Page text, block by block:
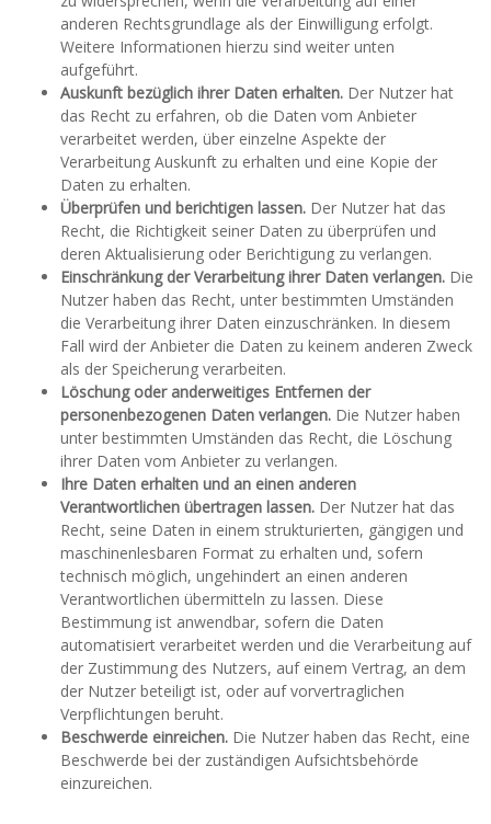
anderen Rechtsgrundlage als der Einwilligung erfolgt.
Weitere Informationen hierzu sind weiter unten
aufgeführt.
Auskunft bezüglich ihrer Daten erhalten. Der Nutzer hat
das Recht zu erfahren, ob die Daten vom Anbieter
verarbeitet werden, über einzelne Aspekte der
Verarbeitung Auskunft zu erhalten und eine Kopie der
Daten zu erhalten.
Überprüfen und berichtigen lassen. Der Nutzer hat das
Recht, die Richtigkeit seiner Daten zu überprüfen und
deren Aktualisierung oder Berichtigung zu verlangen.
Einschränkung der Verarbeitung ihrer Daten verlangen. Die
Nutzer haben das Recht, unter bestimmten Umständen
die Verarbeitung ihrer Daten einzuschränken. In diesem
Fall wird der Anbieter die Daten zu keinem anderen Zweck
als der Speicherung verarbeiten.
Löschung oder anderweitiges Entfernen der
personenbezogenen Daten verlangen. Die Nutzer haben
unter bestimmten Umständen das Recht, die Löschung
ihrer Daten vom Anbieter zu verlangen.
Ihre Daten erhalten und an einen anderen
Verantwortlichen übertragen lassen. Der Nutzer hat das
Recht, seine Daten in einem strukturierten, gängigen und
maschinenlesbaren Format zu erhalten und, sofern
technisch möglich, ungehindert an einen anderen
Verantwortlichen übermitteln zu lassen. Diese
Bestimmung ist anwendbar, sofern die Daten
automatisiert verarbeitet werden und die Verarbeitung auf
der Zustimmung des Nutzers, auf einem Vertrag, an dem
der Nutzer beteiligt ist, oder auf vorvertraglichen
Verpflichtungen beruht.
Beschwerde einreichen. Die Nutzer haben das Recht, eine
Beschwerde bei der zuständigen Aufsichtsbehörde
einzureichen.